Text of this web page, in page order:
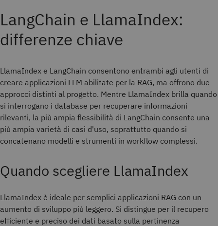
LangChain e LlamaIndex:
differenze chiave
LlamaIndex e LangChain consentono entrambi agli utenti di
creare applicazioni LLM abilitate per la RAG, ma offrono due
approcci distinti al progetto. Mentre LlamaIndex brilla quando
si interrogano i database per recuperare informazioni
rilevanti, la più ampia flessibilità di LangChain consente una
più ampia varietà di casi d'uso, soprattutto quando si
concatenano modelli e strumenti in workflow complessi.
Quando scegliere LlamaIndex
LlamaIndex è ideale per semplici applicazioni RAG con un
aumento di sviluppo più leggero. Si distingue per il recupero
efficiente e preciso dei dati basato sulla pertinenza